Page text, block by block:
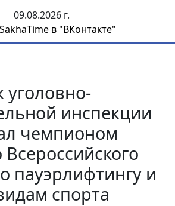
09.08.2026 г.
в "ВКонтакте"
уголовно-
инспекции
чемпионом
пауэрлифтингу и
спорта